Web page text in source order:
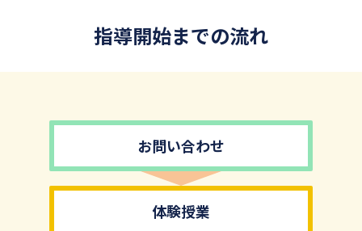
指導開始までの流れ
お問い合わせ
体験授業